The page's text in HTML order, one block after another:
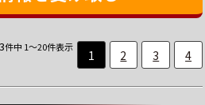
件中 1～20件表示
1 2 3 4